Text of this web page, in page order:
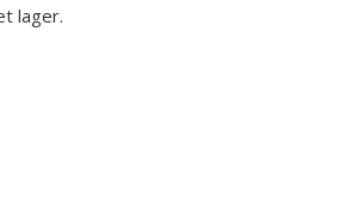
lager.